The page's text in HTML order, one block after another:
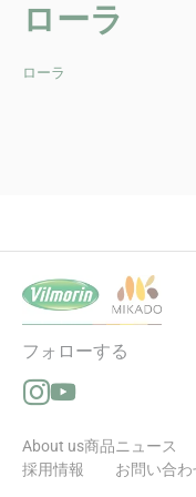
ローラ
ローラ
フォローする
Instagramでフォローす
YouTubeでフォロー
About us
採用情報
商品ニュース
お問い合わ